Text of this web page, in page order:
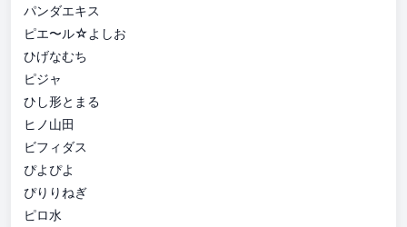
パンダエキス
ピエ〜ル☆よしお
ひげなむち
ピジャ
ひし形とまる
ヒノ山田
ビフィダス
ぴよぴよ
ぴりりねぎ
ピロ水